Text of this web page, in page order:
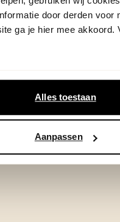
door derden voor
ga je hier mee akkoord.
Alles toestaan
Aanpassen